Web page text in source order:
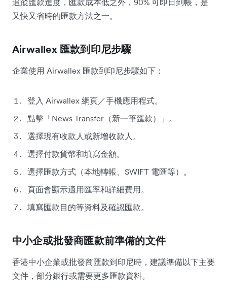
追蹤匯款進度，匯款成本低之外，90% 可即日到帳，是
又快又省時的匯款方法之一。
Airwallex 匯款到印尼步驟
企業使用 Airwallex 匯款到印尼步驟如下：
登入 Airwallex 網頁／手機應用程式。
點擊「News Transfer（新一筆匯款）」。
選擇現有收款人或新增收款人。
選擇付款貨幣和填寫金額。
選擇匯款方式（本地轉帳、SWIFT 電匯等）。
頁面會顯示適用匯率和詳細費用。
填寫匯款目的等資料及確認匯款。
中小企或批發商匯款前準備的文件
香港中小企業或批發商匯款到印尼時，建議準備以下主要
文件，部分銀行或需要更多匯款資料。